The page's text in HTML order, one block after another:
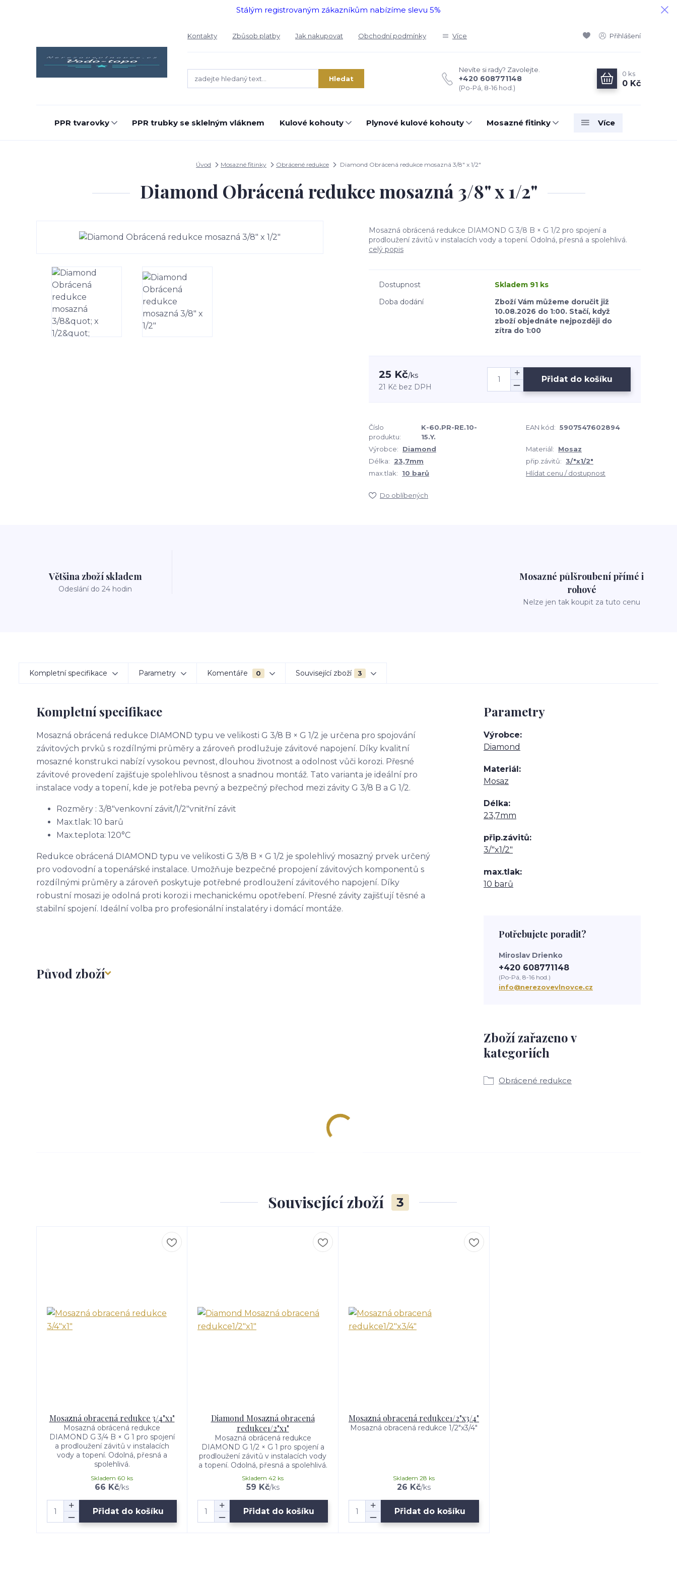
Stálým registrovaným zákazníkům nabízíme slevu 5%
Kontakty Zbůsob platby Jak nakupovat Obchodní podmínky Více Přihlášení
Hledat
Nevíte si rady? Zavolejte.
+420 608771148
(Po-Pá, 8-16 hod.)
0 ks
0 Kč
PPR tvarovky PPR trubky se sklelným vláknem Kulové kohouty Plynové kulové kohouty Mosazné fitinky Více
Úvod Mosazné fitinky Obrácené redukce Diamond Obrácená redukce mosazná 3/8" x 1/2"
Diamond Obrácená redukce mosazná 3/8" x 1/2"
Mosazná obrácená redukce DIAMOND G 3/8 B × G 1/2 pro spojení a
prodloužení závitů v instalacích vody a topení. Odolná, přesná a spolehlivá.
celý popis
Dostupnost
Skladem 91 ks
Doba dodání
Zboží Vám můžeme doručit již
10.08.2026 do 1:00. Stačí, když
zboží objednáte nejpozději do
zítra do 1:00
25 Kč/ks
21 Kč bez DPH
Přidat do košíku
Číslo
produktu:
K-60.PR-RE.10-
15.Y.
EAN kód: 5907547602894
Výrobce: Diamond Materiál:
Mosaz
Délka:
23,7mm přip.závitů: 3/"x1/2"
max.tlak:
10 barů Hlídat cenu / dostupnost
Do oblíbených
Většina zboží skladem
Odeslání do 24 hodin
Mosazné půlšroubení přímé i
rohové
Nelze jen tak koupit za tuto cenu
Kompletní specifikace Parametry Komentáře 0 Související zboží 3
Kompletní specifikace
Mosazná obrácená redukce DIAMOND typu ve velikosti G 3/8 B × G 1/2 je určena pro spojování
závitových prvků s rozdílnými průměry a zároveň prodlužuje závitové napojení. Díky kvalitní
mosazné konstrukci nabízí vysokou pevnost, dlouhou životnost a odolnost vůči korozi. Přesné
závitové provedení zajišťuje spolehlivou těsnost a snadnou montáž. Tato varianta je ideální pro
instalace vody a topení, kde je potřeba pevný a bezpečný přechod mezi závity G 3/8 B a G 1/2.
Rozměry : 3/8"venkovní závit/1/2"vnitřní závit
Max.tlak: 10 barů
Max.teplota: 120°C
Redukce obrácená DIAMOND typu ve velikosti G 3/8 B × G 1/2 je spolehlivý mosazný prvek určený
pro vodovodní a topenářské instalace. Umožňuje bezpečné propojení závitových komponentů s
rozdílnými průměry a zároveň poskytuje potřebné prodloužení závitového napojení. Díky
robustní mosazi je odolná proti korozi i mechanickému opotřebení. Přesné závity zajišťují těsné a
stabilní spojení. Ideální volba pro profesionální instalatéry i domácí montáže.
Původ zboží
Parametry
Výrobce
Diamond
Materiál
Mosaz
Délka
23,7mm
přip.závitů
3/"x1/2"
max.tlak
10 barů
Zboží zařazeno v
kategoriích
Obrácené redukce
Potřebujete poradit?
Miroslav Drienko
+420 608771148
(Po-Pá, 8-16 hod.)
info@nerezovevlnovce.cz
Související zboží 3
Mosazná obracená redukce 3/4"x1"
Mosazná obrácená redukce
DIAMOND G 3/4 B × G 1 pro spojení
a prodloužení závitů v instalacích
vody a topení. Odolná, přesná a
spolehlivá.
66 Kč/ks
Skladem 60 ks
Přidat do košíku
Diamond Mosazná obracená
redukce1/2"x1"
Mosazná obrácená redukce
DIAMOND G 1/2 × G 1 pro spojení a
prodloužení závitů v instalacích vody
a topení. Odolná, přesná a spolehlivá.
59 Kč/ks
Skladem 42 ks
Přidat do košíku
Mosazná obracená redukce1/2"x3/4"
Mosazná obracená redukce 1/2"x3/4"
26 Kč/ks
Skladem 28 ks
Přidat do košíku